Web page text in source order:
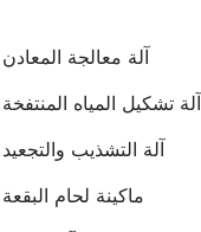
• آلة معالجة المعادن
• آلة تشكيل المياه المنتفخة
• آلة التشذيب والتجعيد
• ماكينة لحام البقعة